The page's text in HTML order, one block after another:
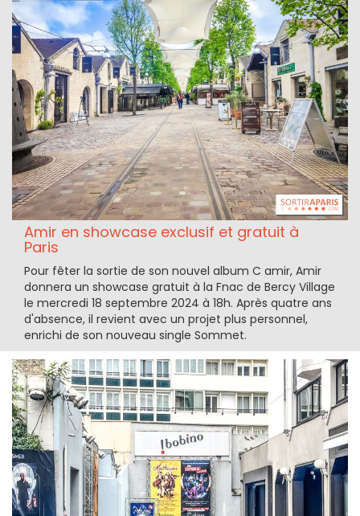
Amir en showcase exclusif et gratuit à
Paris
Pour fêter la sortie de son nouvel album C amir, Amir
donnera un showcase gratuit à la Fnac de Bercy Village
le mercredi 18 septembre 2024 à 18h. Après quatre ans
d'absence, il revient avec un projet plus personnel,
enrichi de son nouveau single Sommet.